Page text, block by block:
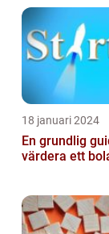
18 januari 2024
En grundlig
värdera ett